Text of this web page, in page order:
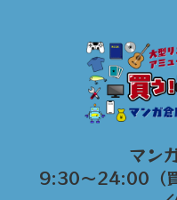
マン
9:30～24:00（